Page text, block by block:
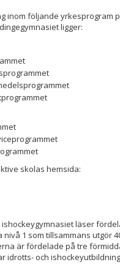
inom följande yrkesprogram
ligger:
skolas hemsida:
läser
nivå 1 som tillsammans utgör
är fördelade på tre
idrotts- och